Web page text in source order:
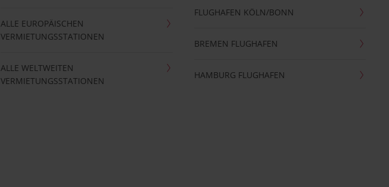
ALLE EUROPÄISCHEN
VERMIETUNGSSTATIONEN
ALLE WELTWEITEN
VERMIETUNGSSTATIONEN
FLUGHAFEN KÖLN/BONN
BREMEN FLUGHAFEN
HAMBURG FLUGHAFEN